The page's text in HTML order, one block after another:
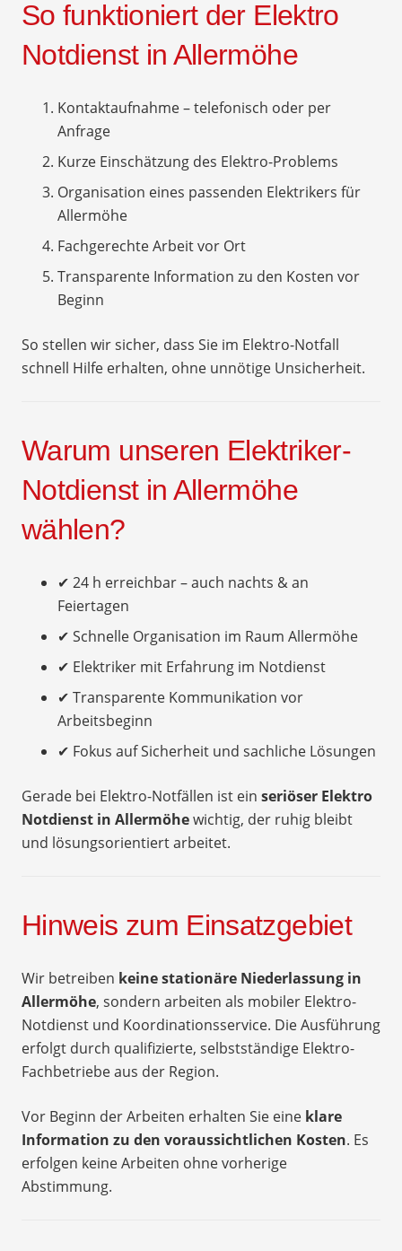
So funktioniert der Elektro
Notdienst in Allermöhe
Kontaktaufnahme – telefonisch oder per
Anfrage
Kurze Einschätzung des Elektro-Problems
Organisation eines passenden Elektrikers für
Allermöhe
Fachgerechte Arbeit vor Ort
Transparente Information zu den Kosten vor
Beginn
So stellen wir sicher, dass Sie im Elektro-Notfall
schnell Hilfe erhalten, ohne unnötige Unsicherheit.
Warum unseren Elektriker-
Notdienst in Allermöhe
wählen?
✔ 24 h erreichbar – auch nachts & an
Feiertagen
✔ Schnelle Organisation im Raum Allermöhe
✔ Elektriker mit Erfahrung im Notdienst
✔ Transparente Kommunikation vor
Arbeitsbeginn
✔ Fokus auf Sicherheit und sachliche Lösungen
Gerade bei Elektro-Notfällen ist ein seriöser Elektro
Notdienst in Allermöhewichtig, der ruhig bleibt
und lösungsorientiert arbeitet.
Hinweis zum Einsatzgebiet
Wir betreiben keine stationäre Niederlassung in
Allermöhe, sondern arbeiten als mobiler Elektro-
Notdienst und Koordinationsservice. Die Ausführung
erfolgt durch qualifizierte, selbstständige Elektro-
Fachbetriebe aus der Region.
Vor Beginn der Arbeiten erhalten Sie eine klare
Information zu den voraussichtlichen Kosten. Es
erfolgen keine Arbeiten ohne vorherige
Abstimmung.